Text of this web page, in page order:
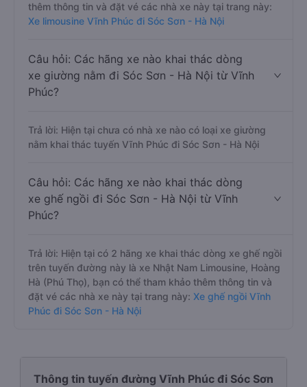
thêm thông tin và đặt vé các nhà xe này tại trang này:
Xe limousine Vĩnh Phúc đi Sóc Sơn - Hà Nội
Câu hỏi: Các hãng xe nào khai thác dòng
xe giường nằm đi Sóc Sơn - Hà Nội từ Vĩnh
Phúc?
Trả lời: Hiện tại chưa có nhà xe nào có loại xe giường
nằm khai thác tuyến Vĩnh Phúc đi Sóc Sơn - Hà Nội
Câu hỏi: Các hãng xe nào khai thác dòng
xe ghế ngồi đi Sóc Sơn - Hà Nội từ Vĩnh
Phúc?
Trả lời: Hiện tại có 2 hãng xe khai thác dòng xe ghế ngồi
trên tuyến đường này là xe Nhật Nam Limousine, Hoàng
Hà (Phú Thọ), bạn có thể tham khảo thêm thông tin và
đặt vé các nhà xe này tại trang này: Xe ghế ngồi Vĩnh
Phúc đi Sóc Sơn - Hà Nội
Thông tin tuyến đường Vĩnh Phúc đi Sóc Sơn